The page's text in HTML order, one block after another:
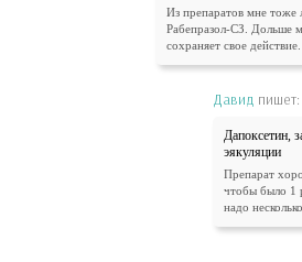
Из препаратов мне тоже
Рабепразол-СЗ. Дольше
сохраняет свое
Давид пишет:
Дапоксетин,
эякуляции
Препарат
чтобы было 1
надо